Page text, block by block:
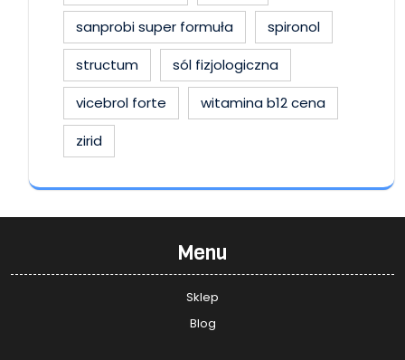
sanprobi super formuła
spironol
structum
sól fizjologiczna
vicebrol forte
witamina b12 cena
zirid
Menu
Sklep
Blog